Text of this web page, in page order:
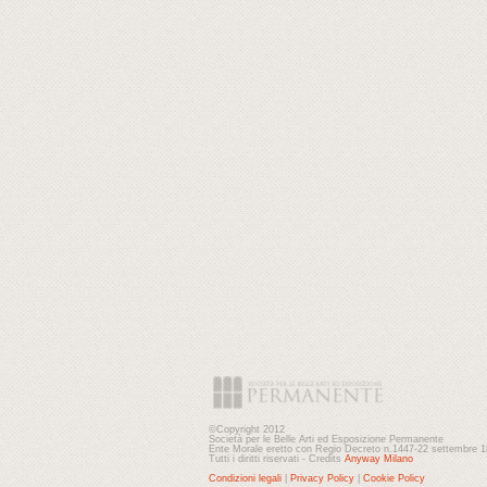
©Copyright 2012
Società per le Belle Arti ed Esposizione Permanente
Ente Morale eretto con Regio Decreto n.1447-22 settembre
Tutti i diritti riservati - Credits Anyway Milano
Condizioni legali
Privacy Policy Cookie Policy